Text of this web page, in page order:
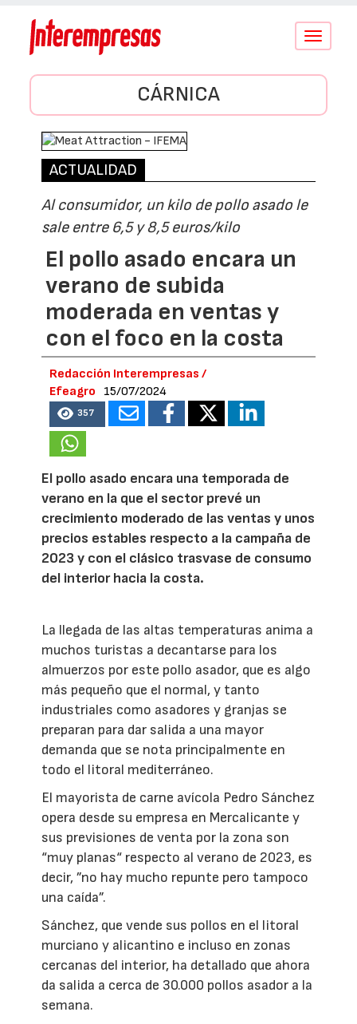
Conmutar
CÁRNICA
ACTUALIDAD
Al consumidor, un kilo de pollo asado le
sale entre 6,5 y 8,5 euros/kilo
El pollo asado encara un
verano de subida
moderada en ventas y
con el foco en la costa
Redacción Interempresas /
Efeagro
15/07/2024
357
El pollo asado encara una temporada de
verano en la que el sector prevé un
crecimiento moderado de las ventas y unos
precios estables respecto a la campaña de
2023 y con el clásico trasvase de consumo
del interior hacia la costa.
La llegada de las altas temperaturas anima a
muchos turistas a decantarse para los
almuerzos por este pollo asador, que es algo
más pequeño que el normal, y tanto
industriales como asadores y granjas se
preparan para dar salida a una mayor
demanda que se nota principalmente en
todo el litoral mediterráneo.
El mayorista de carne avícola Pedro Sánchez
opera desde su empresa en Mercalicante y
sus previsiones de venta por la zona son
“muy planas“ respecto al verano de 2023, es
decir, ”no hay mucho repunte pero tampoco
una caída”.
Sánchez, que vende sus pollos en el litoral
murciano y alicantino e incluso en zonas
cercanas del interior, ha detallado que ahora
da salida a cerca de 30.000 pollos asador a la
semana.